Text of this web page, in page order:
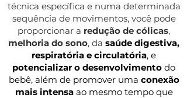
técnica específica e numa determinada
sequência de movimentos, você pode
proporcionar a redução de cólicas,
melhoria do sono, da saúde digestiva,
respiratória e circulatória, e
potencializar o desenvolvimento do
bebê, além de promover uma conexão
mais intensaao mesmo tempo que